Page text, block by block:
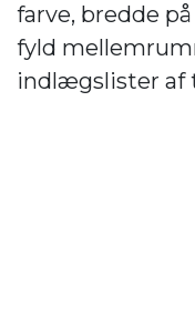
farve, bredde
fyld
indlægslister af